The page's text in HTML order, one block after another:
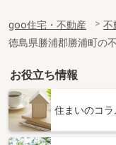
goo住宅・不動産 不
徳島県勝浦郡勝浦町の
お役立ち情報
住まいのコラ